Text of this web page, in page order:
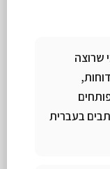
שרוצה
בעברית